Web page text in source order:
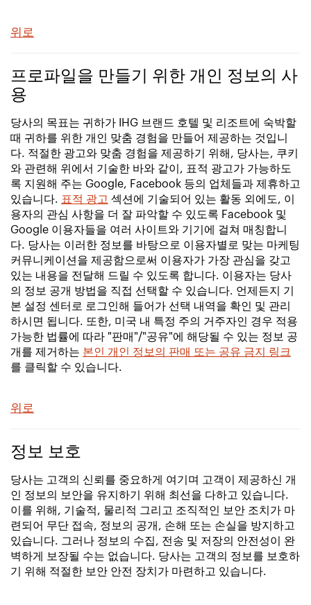
위로
프로파일을 만들기 위한 개인 정보의 사
용
당사의 목표는 귀하가 IHG 브랜드 호텔 및 리조트에 숙박할
때 귀하를 위한 개인 맞춤 경험을 만들어 제공하는 것입니
다. 적절한 광고와 맞춤 경험을 제공하기 위해, 당사는, 쿠키
와 관련해 위에서 기술한 바와 같이, 표적 광고가 가능하도
록 지원해 주는 Google, Facebook 등의 업체들과 제휴하고
있습니다. 표적 광고 섹션에 기술되어 있는 활동 외에도, 이
용자의 관심 사항을 더 잘 파악할 수 있도록 Facebook 및
Google 이용자들을 여러 사이트와 기기에 걸쳐 매칭합니
다. 당사는 이러한 정보를 바탕으로 이용자별로 맞는 마케팅
커뮤니케이션을 제공함으로써 이용자가 가장 관심을 갖고
있는 내용을 전달해 드릴 수 있도록 합니다. 이용자는 당사
의 정보 공개 방법을 직접 선택할 수 있습니다. 언제든지 기
본 설정 센터로 로그인해 들어가 선택 내역을 확인 및 관리
하시면 됩니다. 또한, 미국 내 특정 주의 거주자인 경우 적용
가능한 법률에 따라 "판매"/"공유"에 해당될 수 있는 정보 공
개를 제거하는 본인 개인 정보의 판매 또는 공유 금지 링크
를 클릭할 수 있습니다.
위로
정보 보호
당사는 고객의 신뢰를 중요하게 여기며 고객이 제공하신 개
인 정보의 보안을 유지하기 위해 최선을 다하고 있습니다.
이를 위해, 기술적, 물리적 그리고 조직적인 보안 조치가 마
련되어 무단 접속, 정보의 공개, 손해 또는 손실을 방지하고
있습니다. 그러나 정보의 수집, 전송 및 저장의 안전성이 완
벽하게 보장될 수는 없습니다. 당사는 고객의 정보를 보호하
기 위해 적절한 보안 안전 장치가 마련하고 있습니다.